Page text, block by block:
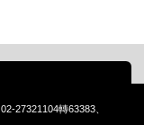
02-27321104轉63383、